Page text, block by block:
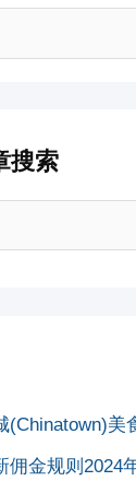
搜索
(Chinatown)美
金规则2024